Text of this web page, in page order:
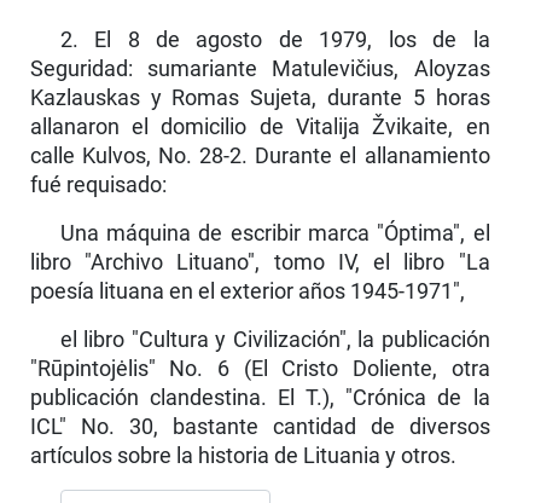
2. El 8 de agosto de 1979, los de la
Seguridad: sumariante Matulevičius, Aloyzas
Kazlauskas y Romas Sujeta, durante 5 horas
allanaron el domicilio de Vitalija Žvikaite, en
calle Kulvos, No. 28-2. Durante el allanamiento
fué requisado:
Una máquina de escribir marca "Óptima", el
libro "Archivo Lituano", tomo IV, el libro "La
poesía lituana en el exterior años 1945-1971",
el libro "Cultura y Civilización", la publicación
"Rūpintojėlis" No. 6 (El Cristo Doliente, otra
publicación clandestina. El T.), "Crónica de la
ICL" No. 30, bastante cantidad de diversos
artículos sobre la historia de Lituania y otros.